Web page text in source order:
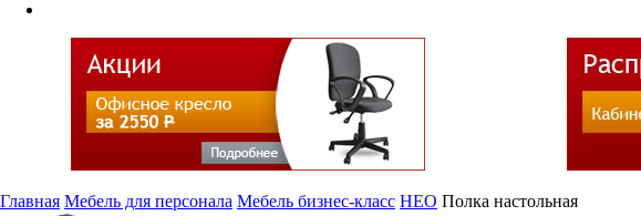
Главная Мебель для персонала Мебель бизнес-класс НЕО Полка настольная